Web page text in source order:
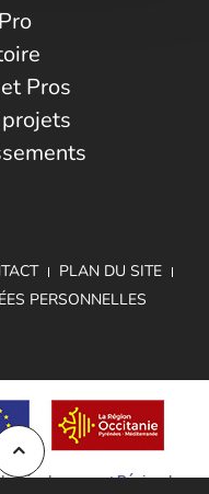
Pros
PLAN DU SITE
PERSONNELLES
Développement Régional